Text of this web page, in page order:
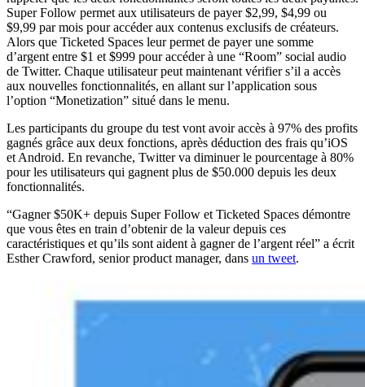
Super Follow permet aux utilisateurs de payer $2,99, $4,99 ou
$9,99 par mois pour accéder aux contenus exclusifs de créateurs.
Alors que Ticketed Spaces leur permet de payer une somme
d’argent entre $1 et $999 pour accéder à une “Room” social audio
de Twitter. Chaque utilisateur peut maintenant vérifier s’il a accès
aux nouvelles fonctionnalités, en allant sur l’application sous
l’option “Monetization” situé dans le menu.
Les participants du groupe du test vont avoir accès à 97% des profits
gagnés grâce aux deux fonctions, après déduction des frais qu’iOS
et Android. En revanche, Twitter va diminuer le pourcentage à 80%
pour les utilisateurs qui gagnent plus de $50.000 depuis les deux
fonctionnalités.
“Gagner $50K+ depuis Super Follow et Ticketed Spaces démontre
que vous êtes en train d’obtenir de la valeur depuis ces
caractéristiques et qu’ils sont aident à gagner de l’argent réel” a écrit
Esther Crawford, senior product manager, dans un tweet.